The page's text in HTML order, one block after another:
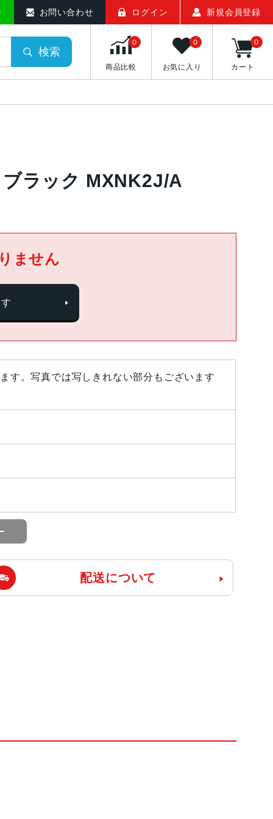
お問い合わせ ログイン 新規会員登録
検索
商品比較
0
お気に入り
0
カート
0
ラック MXNK2J/A
ません
す。写真では写しきれない部分もございます
配送について